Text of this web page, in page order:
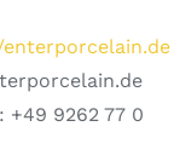
+49 9262 77 0